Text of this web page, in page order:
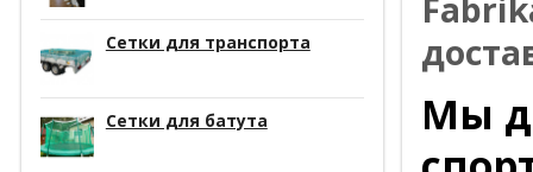
Сетки для транспорта
Сетки для батута
Мы